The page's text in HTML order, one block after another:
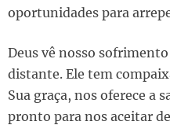
oportunidades para
Deus vê nosso
distante. Ele tem
Sua graça, nos oferece a
pronto para nos aceitar